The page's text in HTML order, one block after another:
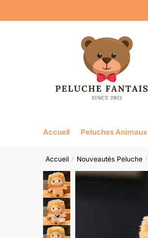
Accueil Peluches Animaux
Accueil / Nouveautés Peluche /